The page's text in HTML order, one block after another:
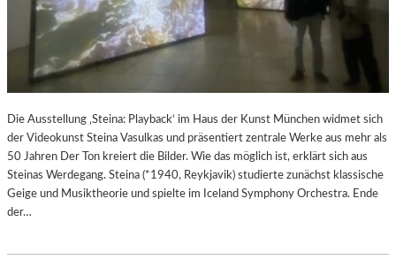
Die Ausstellung ‚Steina: Playback‘ im Haus der Kunst München widmet sich
der Videokunst Steina Vasulkas und präsentiert zentrale Werke aus mehr als
50 Jahren Der Ton kreiert die Bilder. Wie das möglich ist, erklärt sich aus
Steinas Werdegang. Steina (*1940, Reykjavik) studierte zunächst klassische
Geige und Musiktheorie und spielte im Iceland Symphony Orchestra. Ende
der…